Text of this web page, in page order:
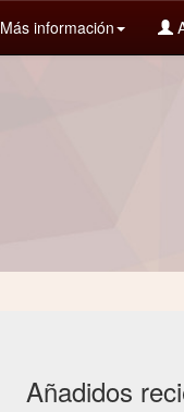
Más información
Añadidos